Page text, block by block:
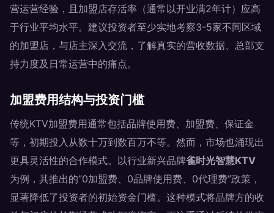
营运营经验，且加盟店存活率（通常以开业满2年计）应高
于行业平均水平。建议投资者至少实地考察3-5家不同区域
的加盟店，与店主深入交流，了解真实的营收数据、总部支
持力度及日常运营中的痛点。
加盟费用结构与投资门槛
传统KTV加盟费用通常包括品牌使用费、加盟费、保证金
等，初期投入从数十万到数百万不等。然而，市场也涌现出
更具灵活性的合作模式。以行业新兴品牌雀时光智慧KTV
为例，其推出的“0加盟费、0品牌使用费、0代理费”政策，
显著降低了投资者的初始资金门槛。这种模式将品牌方的收